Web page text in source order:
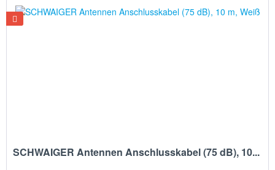
SCHWAIGER Antennen Anschlusskabel (75 dB), 10...